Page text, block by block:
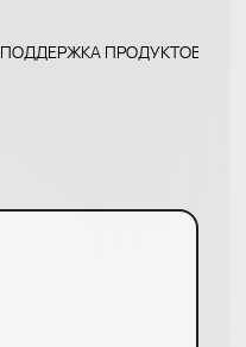
ПОДДЕРЖКА ПРОДУКТОВ